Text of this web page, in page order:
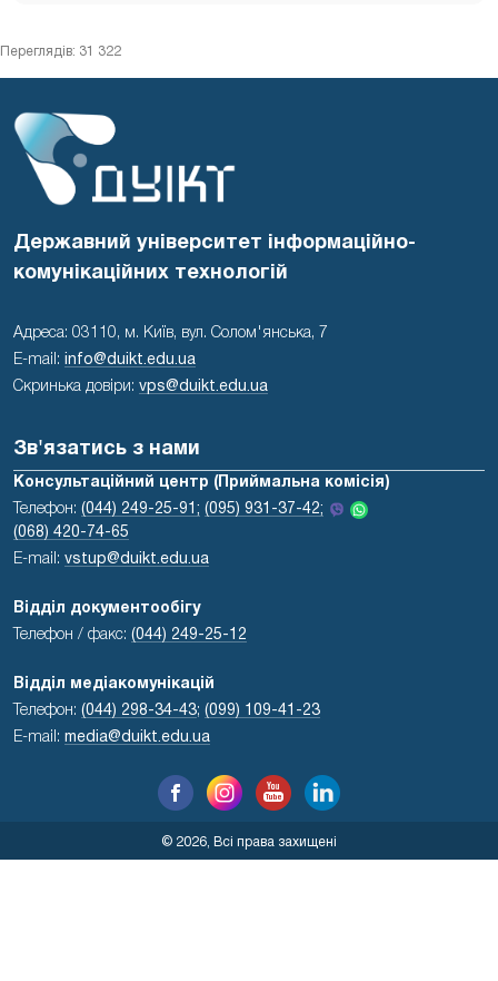
Переглядів: 31 322
Державний університет інформаційно-
комунікаційних технологій
Адреса: 03110, м. Київ, вул. Солом'янська, 7
E-mail:
info@duikt.edu.ua
Скринька довіри: vps@duikt.edu.ua
Зв'язатись з нами
Консультаційний центр (Приймальна комісія)
Телефон: (044) 249-25-91; (095) 931-37-42;
(068) 420-74-65
E-mail: vstup@duikt.edu.ua
Відділ документообігу
Телефон / факс: (044) 249-25-12
Відділ медіакомунікацій
Телефон: (044) 298-34-43; (099) 109-41-23
E-mail: media@duikt.edu.ua
© 2026, Всі права захищені